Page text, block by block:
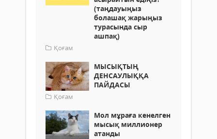
(таңдауыңыз
болашақ жарыңыз
турасында сыр
ашпақ)
Қоғам
МЫСЫҚТЫҢ
ДЕНСАУЛЫҚҚА
ПАЙДАСЫ
Қоғам
Мол мұраға кенелген
мысық миллионер
атанды